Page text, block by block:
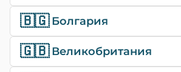
🇧🇬 Болгария
🇬🇧 Великобритания